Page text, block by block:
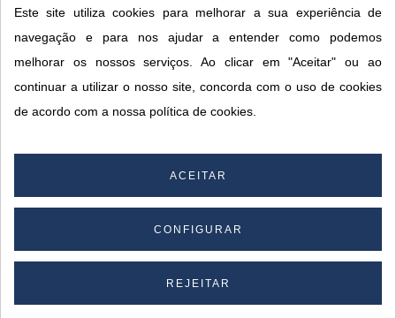
CONTACTOS SORISA
A SORISA
© 2026 SORISA S.A. - Todos os direitos reservados.
Este site utiliza cookies para melhorar a sua experiência de
navegação e para nos ajudar a entender como podemos
melhorar os nossos serviços. Ao clicar em "Aceitar" ou ao
continuar a utilizar o nosso site, concorda com o uso de cookies
de acordo com a nossa política de cookies.
ACEITAR
CONFIGURAR
REJEITAR